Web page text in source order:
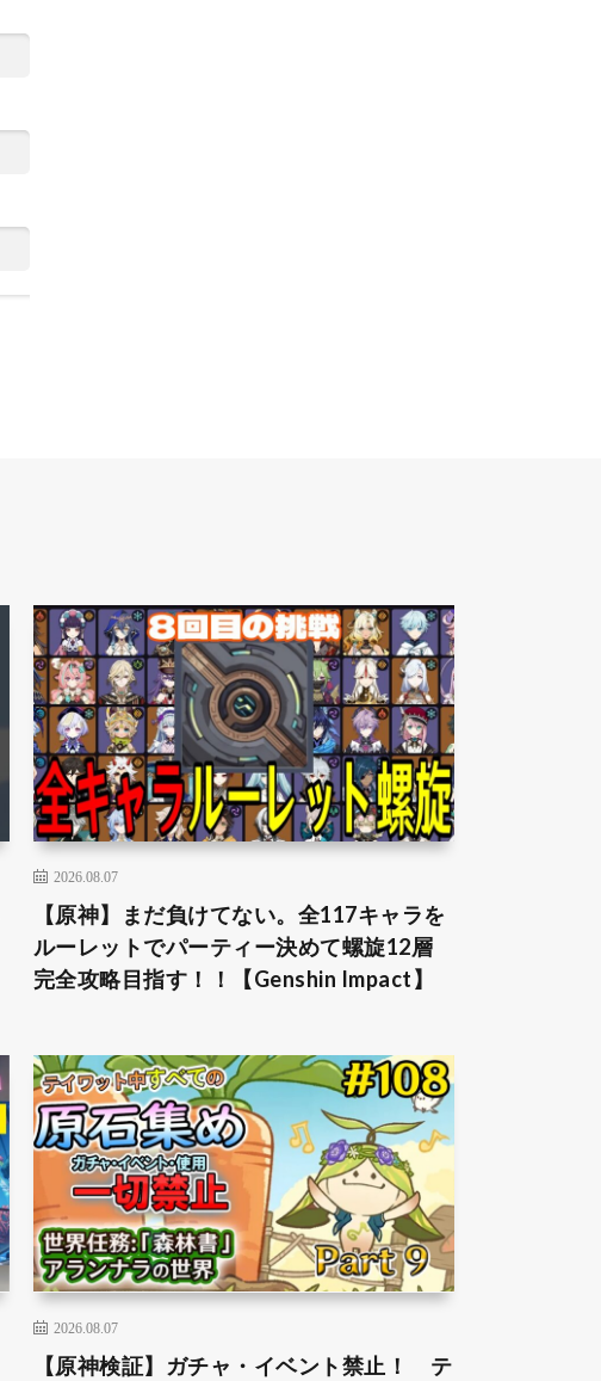
2026.08.07
【原神】まだ負けてない。全117キャラを
ルーレットでパーティー決めて螺旋12層
完全攻略目指す！！【Genshin Impact】
2026.08.07
【原神検証】ガチャ・イベント禁止！ テ